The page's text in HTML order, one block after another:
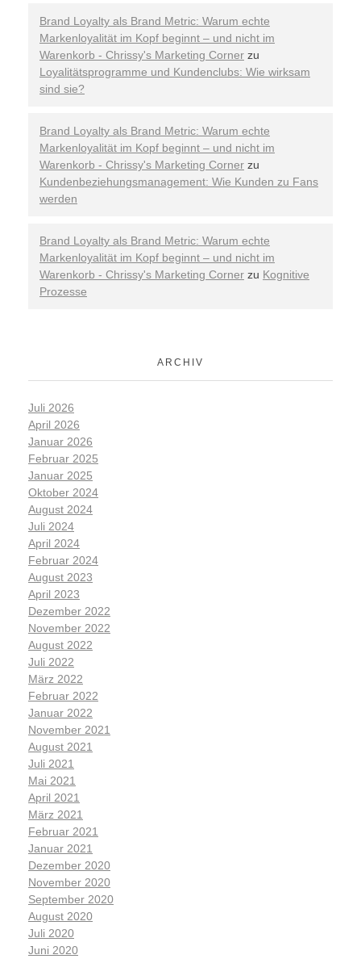
Brand Loyalty als Brand Metric: Warum echte
Markenloyalität im Kopf beginnt – und nicht im
Warenkorb - Chrissy's Marketing Corner zu
Loyalitätsprogramme und Kundenclubs: Wie wirksam
sind sie?
Brand Loyalty als Brand Metric: Warum echte
Markenloyalität im Kopf beginnt – und nicht im
Warenkorb - Chrissy's Marketing Corner zu
Kundenbeziehungsmanagement: Wie Kunden zu Fans
werden
Brand Loyalty als Brand Metric: Warum echte
Markenloyalität im Kopf beginnt – und nicht im
Warenkorb - Chrissy's Marketing Corner zu Kognitive
Prozesse
ARCHIV
Juli 2026
April 2026
Januar 2026
Februar 2025
Januar 2025
Oktober 2024
August 2024
Juli 2024
April 2024
Februar 2024
August 2023
April 2023
Dezember 2022
November 2022
August 2022
Juli 2022
März 2022
Februar 2022
Januar 2022
November 2021
August 2021
Juli 2021
Mai 2021
April 2021
März 2021
Februar 2021
Januar 2021
Dezember 2020
November 2020
September 2020
August 2020
Juli 2020
Juni 2020